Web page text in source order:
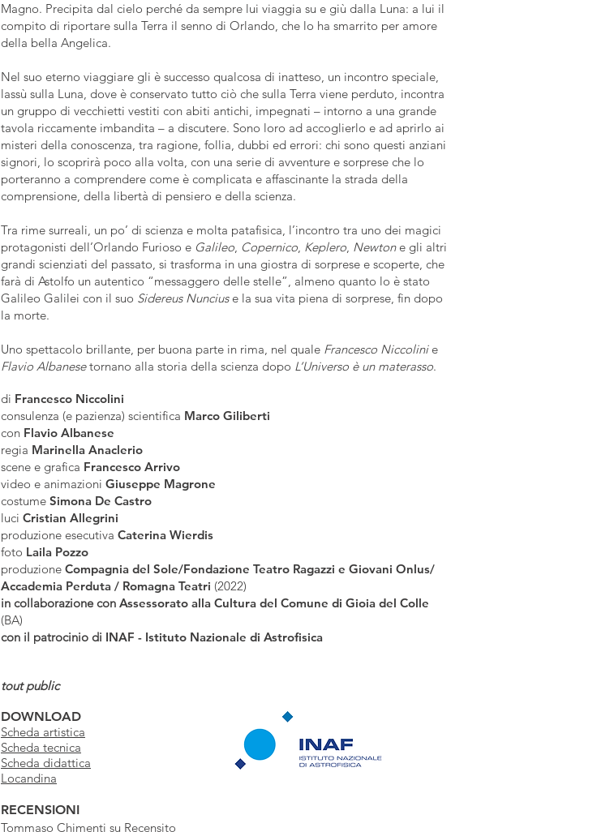
Magno. Precipita dal cielo perché da sempre lui viaggia su e giù dalla Luna: a lui il
compito di riportare sulla Terra il senno di Orlando, che lo ha smarrito per amore
della bella Angelica.
Nel suo eterno viaggiare gli è successo qualcosa di inatteso, un incontro speciale,
lassù sulla Luna, dove è conservato tutto ciò che sulla Terra viene perduto, incontra
un gruppo di vecchietti vestiti con abiti antichi, impegnati – intorno a una grande
tavola riccamente imbandita – a discutere. Sono loro ad accoglierlo e ad aprirlo ai
misteri della conoscenza, tra ragione, follia, dubbi ed errori: chi sono questi anziani
signori, lo scoprirà poco alla volta, con una serie di avventure e sorprese che lo
porteranno a comprendere come è complicata e affascinante la strada della
comprensione, della libertà di pensiero e della scienza.
Tra rime surreali, un po’ di scienza e molta patafisica, l’incontro tra uno dei magici
protagonisti dell’Orlando Furioso e Galileo, Copernico, Keplero, Newtone gli altri
grandi scienziati del passato, si trasforma in una giostra di sorprese e scoperte, che
farà di Astolfo un autentico “messaggero delle stelle”, almeno quanto lo è stato
Galileo Galilei con il suo Sidereus Nunciuse la sua vita piena di sorprese, fin dopo
la morte.
Uno spettacolo brillante, per buona parte in rima, nel quale Francesco Niccolinie
Flavio Albanesetornano alla storia della scienza dopo L’Universo è un materasso.
di Francesco Niccolini
consulenza (e pazienza) scientifica Marco Giliberti
con Flavio Albanese
regia Marinella Anaclerio
scene e grafica Francesco Arrivo
video e animazioni Giuseppe Magrone
costume Simona De Castro
luci Cristian Allegrini
produzione esecutiva Caterina Wierdis
foto Laila Pozzo
produzione Compagnia del Sole/Fondazione Teatro Ragazzi e Giovani Onlus/
Accademia Perduta / Romagna Teatri (2022)
in collaborazione con Assessorato alla Cultura del Comune di Gioia del Colle
(BA)
con il patrocinio di INAF - Istituto Nazionale di Astrofisica
tout public
DOWNLOAD
Scheda artistica
Scheda tecnica
Scheda didattica
Locandina
RECENSIONI
Tommaso Chimenti su Recensito